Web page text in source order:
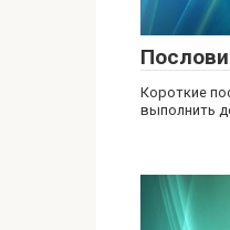
Короткие
выполнить